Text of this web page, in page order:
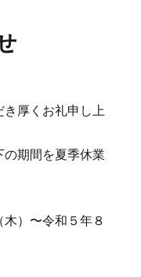
厚くお礼申し上
期間を夏季休業
）〜令和５年８